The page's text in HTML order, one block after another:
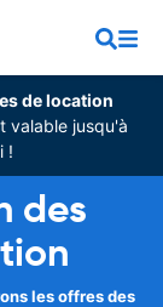
de location
valable jusqu'à
!
des
les offres des